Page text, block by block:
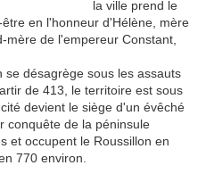
la ville prend le
en l'honneur d'Hélène, mère
de l'empereur Constant,
se désagrège sous les assauts
de 413, le territoire est sous
devient le siège d'un évêché
conquête de la péninsule
et occupent le Roussillon en
770 environ.